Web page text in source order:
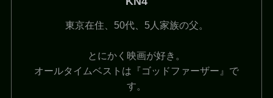
東京在住、50代、5人家族の父。
とにかく映画が好き。
オールタイムベストは『ゴッドファーザー』で
す。